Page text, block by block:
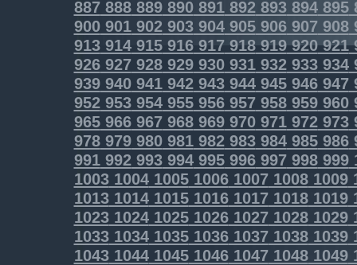
887888889890891892893894895
900901902903904905906907 908
913914915916917918919920921
926927928929930931932933934
939940941942943944945946947
952953954955956957958959960
965966967968969970971972973
978979980981982983984985986
991992993994995996997998999
1003100410051006100710081009
1013101410151016101710181019
1023102410251026102710281029
1033103410351036103710381039
1043104410451046104710481049